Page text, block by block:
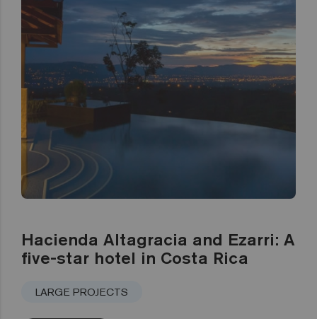
Hacienda Altagracia and Ezarri: A
five-star hotel in Costa Rica
LARGE PROJECTS